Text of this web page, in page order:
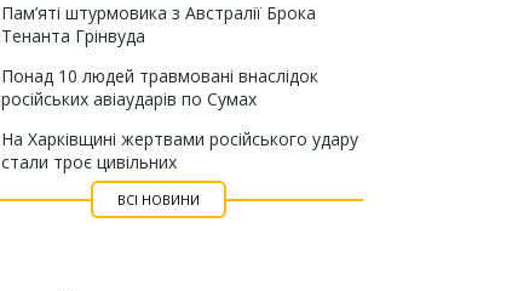
Пам’яті штурмовика з Австралії Брока
Тенанта Грінвуда
Понад 10 людей травмовані внаслідок
російських авіаударів по Сумах
На Харківщині жертвами російського удару
стали троє цивільних
ВСІ НОВИНИ